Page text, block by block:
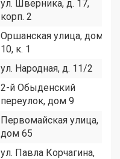
ул. Шверника, д. 17,
корп. 2
Оршанская улица, дом
10, к. 1
ул. Народная, д. 11/2
2-й Обыденский
переулок, дом 9
Первомайская улица,
дом 65
ул. Павла Корчагина,